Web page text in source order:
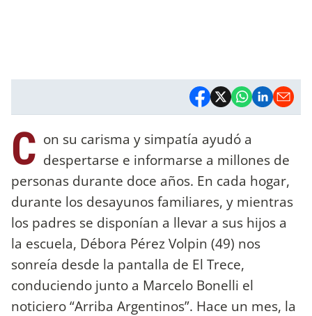
C on su carisma y simpatía ayudó a
despertarse e informarse a millones de
personas durante doce años. En cada hogar,
durante los desayunos familiares, y mientras
los padres se disponían a llevar a sus hijos a
la escuela, Débora Pérez Volpin (49) nos
sonreía desde la pantalla de El Trece,
conduciendo junto a Marcelo Bonelli el
noticiero “Arriba Argentinos”. Hace un mes, la